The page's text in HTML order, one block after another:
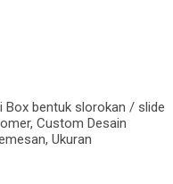
bentuk slorokan / slide
Custom Desain
Ukuran